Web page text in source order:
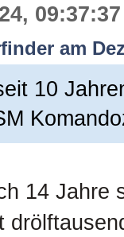
09:37:37
am
10
14 Jahre